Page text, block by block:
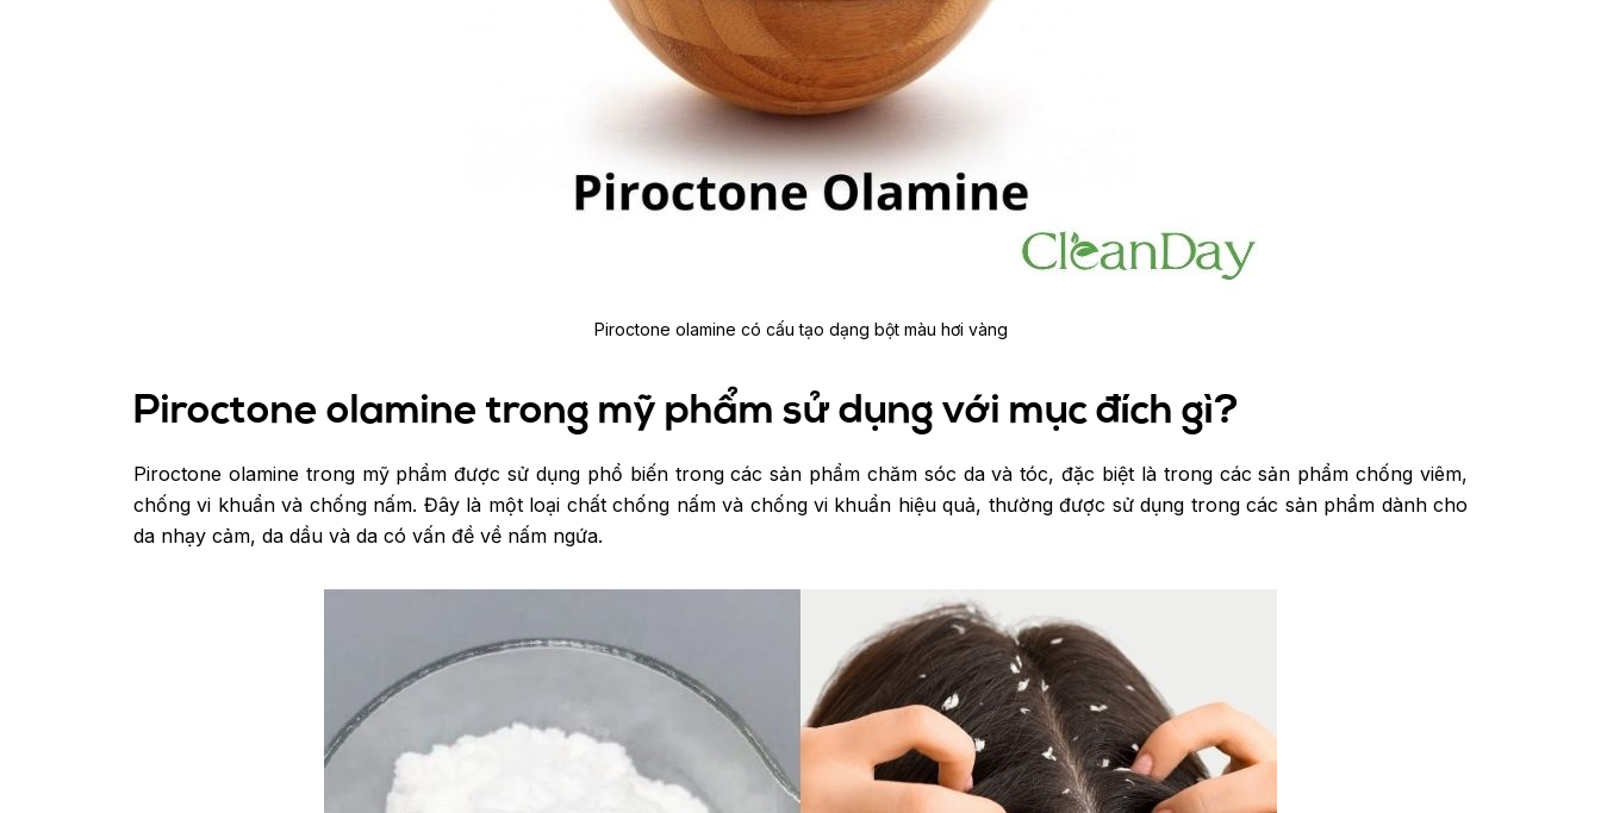
Piroctone olamine có cấu tạo dạng bột màu hơi vàng
Piroctone olamine trong mỹ phẩm sử dụng với mục đích gì?
Piroctone olamine trong mỹ phẩm được sử dụng phổ biến trong các sản phẩm chăm sóc da và tóc, đặc biệt là trong các sản phẩm chống viêm,
chống vi khuẩn và chống nấm. Đây là một loại chất chống nấm và chống vi khuẩn hiệu quả, thường được sử dụng trong các sản phẩm dành cho
da nhạy cảm, da dầu và da có vấn đề về nấm ngứa.